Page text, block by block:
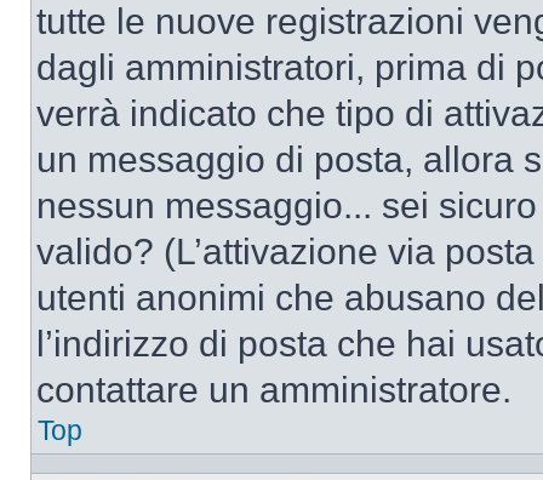
tutte le nuove registrazioni
dagli amministratori, prima di
verrà indicato che tipo di
un messaggio di posta, allora
nessun messaggio... sei
valido? (L’attivazione via
utenti anonimi che abusano
l’indirizzo di posta che hai
contattare un amministratore.
Top